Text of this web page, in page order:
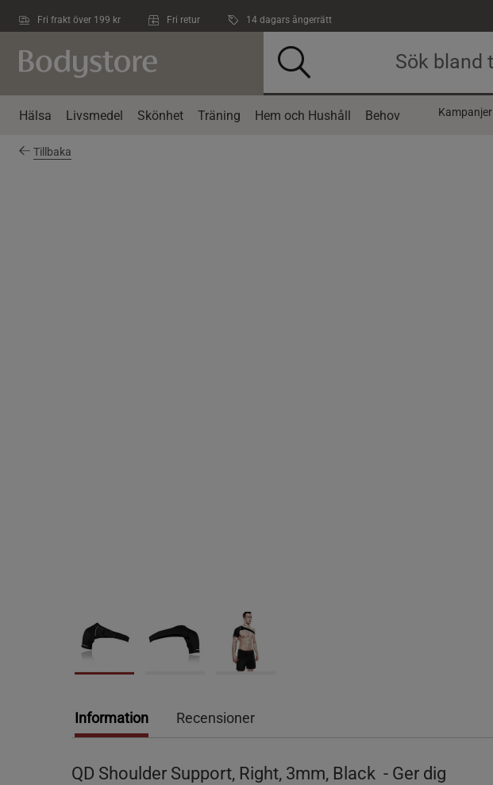
Fri frakt över 199 kr Fri retur 14 dagars ångerrätt
Hälsa Livsmedel Skönhet Träning Hem och Hushåll Behov Kampanjer
Tillbaka
Information Recensioner
QD Shoulder Support, Right, 3mm, Black - Ger dig